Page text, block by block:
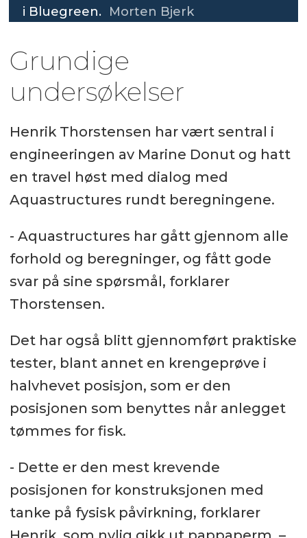
i Bluegreen. Morten Bjerk
Grundige
undersøkelser
Henrik Thorstensen har vært sentral i
engineeringen av Marine Donut og hatt
en travel høst med dialog med
Aquastructures rundt beregningene.
- Aquastructures har gått gjennom alle
forhold og beregninger, og fått gode
svar på sine spørsmål, forklarer
Thorstensen.
Det har også blitt gjennomført praktiske
tester, blant annet en krengeprøve i
halvhevet posisjon, som er den
posisjonen som benyttes når anlegget
tømmes for fisk.
- Dette er den mest krevende
posisjonen for konstruksjonen med
tanke på fysisk påvirkning, forklarer